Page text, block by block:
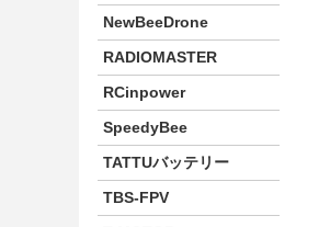
NewBeeDrone
RADIOMASTER
RCinpower
SpeedyBee
TATTUバッテリー
TBS-FPV